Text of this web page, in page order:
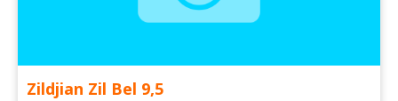
Zildjian Zil Bel 9,5